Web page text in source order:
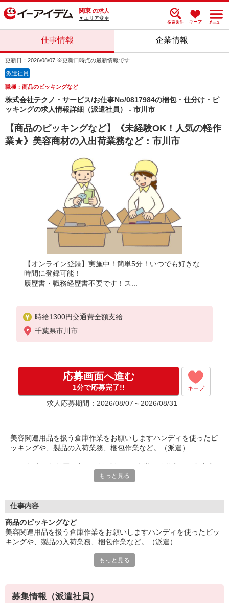
関東 の求人
▼エリア変更
仕事情報 企業情報
更新日：2026/08/07 ※更新日時点の最新情報です
派遣社員
職種：商品のピッキングなど
株式会社テクノ・サービス/お仕事No/0817984の梱包・仕分け・ピ
ッキングの求人情報詳細（派遣社員） - 市川市
【商品のピッキングなど】《未経験OK！人気の軽作
業★》美容商材の入出荷業務など：市川市
【オンライン登録】実施中！簡単5分！いつでも好きな
時間に登録可能！
履歴書・職務経歴書不要です！ス...
時給1300円交通費全額支給
千葉県市川市
応募画面へ進む
1分で応募完了!! キープ
求人応募期間：2026/08/07～2026/08/31
美容関連用品を扱う倉庫作業をお願いしますハンディを使ったピ
ッキングや、製品の入荷業務、梱包作業など。（派遣）
給与即払いサービスは就業状況によって利用できないケースがご
『テクノ・サービス』は、派遣業界大手スタッフサービスグルー
プです。
全国にあるお仕事の中から、一人ひとりのスキルや希望条件に応
じたお仕事をご案内します。
登録方法は、【オンライン】【電話】【登録会来場】の3つから
もっと見る
仕事内容
商品のピッキングなど
美容関連用品を扱う倉庫作業をお願いしますハンディを使ったピッ
キングや、製品の入荷業務、梱包作業など。（派遣）
もっと見る
募集情報（派遣社員）